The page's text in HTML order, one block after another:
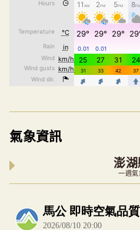
氣象資訊
澎湖
一週氣
內嵌空氣品質小工具